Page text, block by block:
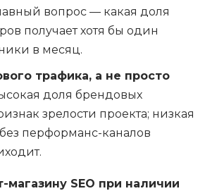
вопрос — какая доля
получает хотя бы один
в месяц.
трафика, а не просто
доля брендовых
зрелости проекта; низкая
перформанс-каналов
магазину SEO при наличии